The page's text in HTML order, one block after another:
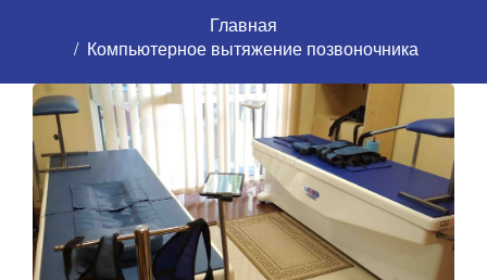
Главная
Компьютерное вытяжение позвоночника